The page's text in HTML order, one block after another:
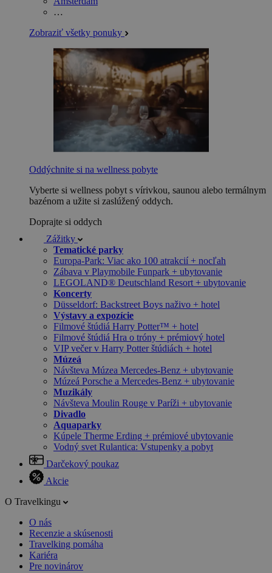
…
Zobraziť všetky ponuky
Oddýchnite si na wellness pobyte
Vyberte si wellness pobyt s vírivkou, saunou alebo termálnym
bazénom a užite si zaslúžený oddych.
Doprajte si oddych
Zážitky
Tematické parky
Europa-Park: Viac ako 100 atrakcií + nocľah
Zábava v Playmobile Funpark + ubytovanie
LEGOLAND® Deutschland Resort + ubytovanie
Koncerty
Düsseldorf: Backstreet Boys naživo + hotel
Výstavy a expozície
Filmové štúdiá Harry Potter™ + hotel
Filmové štúdiá Hra o tróny + prémiový hotel
VIP večer v Harry Potter štúdiách + hotel
Múzeá
Návšteva Múzea Mercedes-Benz + ubytovanie
Múzeá Porsche a Mercedes-Benz + ubytovanie
Muzikály
Návšteva Moulin Rouge v Paríži + ubytovanie
Divadlo
Aquaparky
Kúpele Therme Erding + prémiové ubytovanie
Vodný svet Rulantica: Vstupenky a pobyt
Darčekový poukaz
Akcie
O Travelkingu
O nás
Recenzie a skúsenosti
Travelking pomáha
Kariéra
Pre novinárov